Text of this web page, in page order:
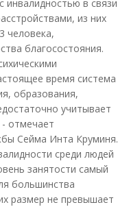
инвалидностью в связи
из них
человека,
благосостояния.
время система
образования,
учитывает
отмечает
Сейма Инта Круминя.
среди людей
занятости самый
большинства
размер не превышает